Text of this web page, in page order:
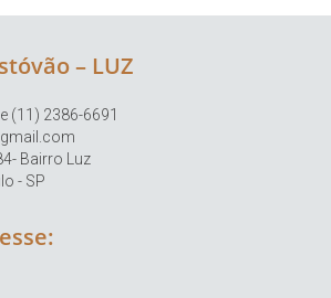
– LUZ
(11) 2386-6691
Bairro Luz
- SP